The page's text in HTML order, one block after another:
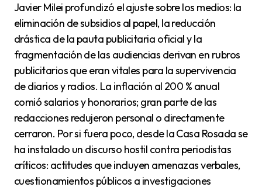
Javier Milei profundizó el ajuste sobre los medios: la
eliminación de subsidios al papel, la reducción
drástica de la pauta publicitaria oficial y la
fragmentación de las audiencias derivan en rubros
publicitarios que eran vitales para la supervivencia
de diarios y radios. La inflación al 200 % anual
comió salarios y honorarios; gran parte de las
redacciones redujeron personal o directamente
cerraron. Por si fuera poco, desde la Casa Rosada se
ha instalado un discurso hostil contra periodistas
críticos: actitudes que incluyen amenazas verbales,
cuestionamientos públicos a investigaciones